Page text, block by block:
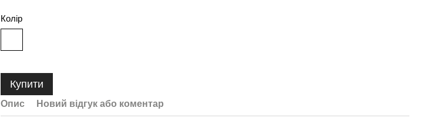
Колір
Купити
Опис Новий відгук або коментар